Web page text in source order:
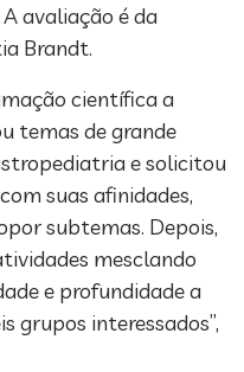
avaliação é da
Brandt.
científica a
temas de grande
e solicitou
suas afinidades,
subtemas. Depois,
mesclando
e profundidade a
grupos interessados”,